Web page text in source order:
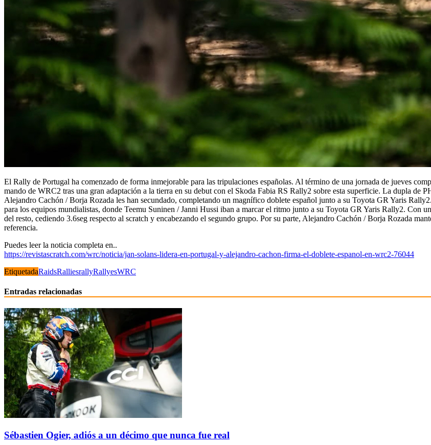
El Rally de Portugal ha comenzado de forma inmejorable para las tripulaciones españolas. Al término de una jornada de jueves
mando de WRC2 tras una gran adaptación a la tierra en su debut con el Skoda Fabia RS Rally2 sobre esta superficie. La dupla de
Alejandro Cachón / Borja Rozada les han secundado, completando un magnífico doblete español junto a su Toyota GR Yaris
para los equipos mundialistas, donde Teemu Suninen / Janni Hussi iban a marcar el ritmo junto a su Toyota GR Yaris Rally2. Con
del resto, cediendo 3.6seg respecto al scratch y encabezando el segundo grupo. Por su parte, Alejandro Cachón / Borja Rozada
referencia.
Puedes leer la noticia completa en..
https://revistascratch.com/wrc/noticia/jan-solans-lidera-en-portugal-y-alejandro-cachon-firma-el-doblete-espanol-en-wrc2-76044
EtiquetadaRaidsRalliesrallyRallyesWRC
Entradas relacionadas
Sébastien Ogier, adiós a un décimo que nunca fue real